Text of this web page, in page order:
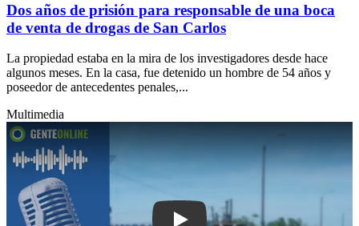
Dos años de prisión para responsable de una boca
de venta de drogas de San Carlos
La propiedad estaba en la mira de los investigadores desde hace
algunos meses. En la casa, fue detenido un hombre de 54 años y
poseedor de antecedentes penales,...
Multimedia